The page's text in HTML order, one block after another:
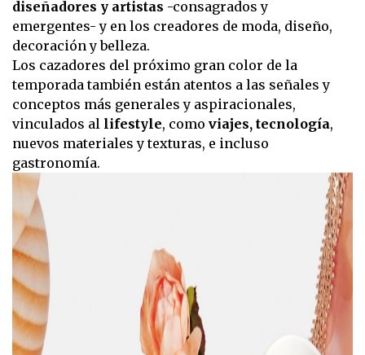
diseñadores y artistas -consagrados y
emergentes- y en los creadores de moda, diseño,
decoración y belleza.
Los cazadores del próximo gran color de la
temporada también están atentos a las señales y
conceptos más generales y aspiracionales,
vinculados al lifestyle, como viajes, tecnología,
nuevos materiales y texturas, e incluso
gastronomía.